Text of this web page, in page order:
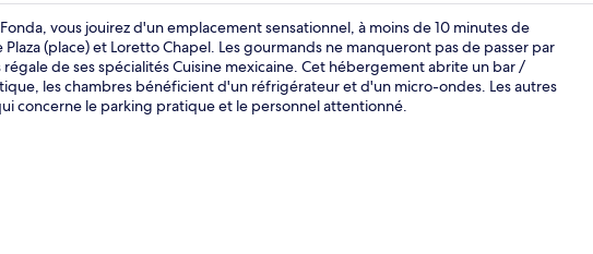
Intérieur
vous jouirez d'un emplacement sensationnel, à moins de 10 minutes de
(place) et Loretto Chapel. Les gourmands ne manqueront pas de passer par
de ses spécialités Cuisine mexicaine. Cet hébergement abrite un bar /
les chambres bénéficient d'un réfrigérateur et d'un micro-ondes. Les autres
concerne le parking pratique et le personnel attentionné.